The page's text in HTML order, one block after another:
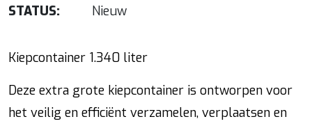
STATUS:
Nieuw
Kiepcontainer 1.340 liter
Deze extra grote kiepcontainer is ontworpen voor
het veilig en efficiënt verzamelen, verplaatsen en